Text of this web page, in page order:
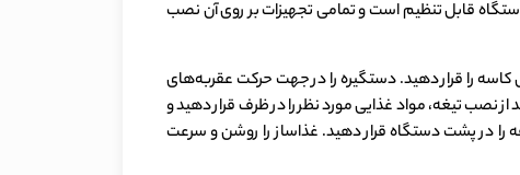
قابل تنظیم است و تمامی تجهیزات بر روی آن نصب
را قرار دهید. دستگیره را در جهت حرکت عقربه‌های
تیغه، مواد غذایی مورد نظر را در ظرف قرار دهید و
را در پشت دستگاه قرار دهید. غذاساز را روشن و سرعت